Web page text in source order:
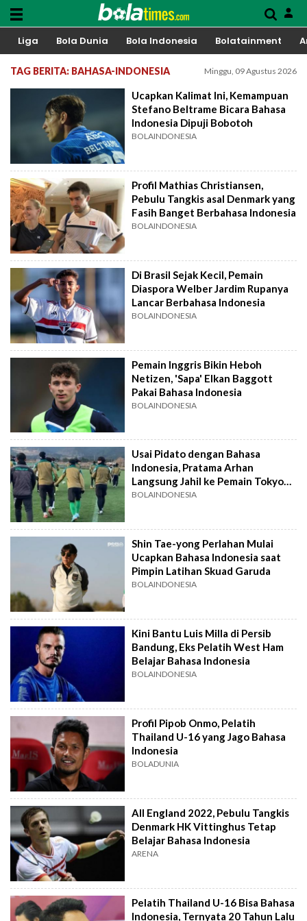
Liga Bola Dunia Bola Indonesia Bolatainment
TAG BERITA: BAHASA-INDONESIA Minggu, 09 Agustus 2026
Ucapkan Kalimat Ini, Kemampuan
Stefano Beltrame Bicara Bahasa
Indonesia Dipuji Bobotoh
BOLAINDONESIA
Profil Mathias Christiansen,
Pebulu Tangkis asal Denmark yang
Fasih Banget Berbahasa Indonesia
BOLAINDONESIA
Di Brasil Sejak Kecil, Pemain
Diaspora Welber Jardim Rupanya
Lancar Berbahasa Indonesia
BOLAINDONESIA
Pemain Inggris Bikin Heboh
Netizen, 'Sapa' Elkan Baggott
Pakai Bahasa Indonesia
BOLAINDONESIA
Usai Pidato dengan Bahasa
Indonesia, Pratama Arhan
Langsung Jahil ke Pemain Tokyo
Verdy
BOLAINDONESIA
Shin Tae-yong Perlahan Mulai
Ucapkan Bahasa Indonesia saat
Pimpin Latihan Skuad Garuda
BOLAINDONESIA
Kini Bantu Luis Milla di Persib
Bandung, Eks Pelatih West Ham
Belajar Bahasa Indonesia
BOLAINDONESIA
Profil Pipob Onmo, Pelatih
Thailand U-16 yang Jago Bahasa
Indonesia
BOLADUNIA
All England 2022, Pebulu Tangkis
Denmark HK Vittinghus Tetap
Belajar Bahasa Indonesia
ARENA
Pelatih Thailand U-16 Bisa Bahasa
Indonesia, Ternyata 20 Tahun Lalu